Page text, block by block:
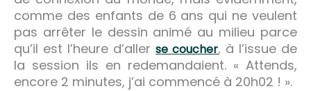
comme des enfants de 6 ans qui ne veulent
pas arrêter le dessin animé au milieu parce
qu’il est l’heure d’aller se coucher, à l’issue de
la session ils en redemandaient. « Attends,
encore 2 minutes, j’ai commencé à 20h02 ! ».